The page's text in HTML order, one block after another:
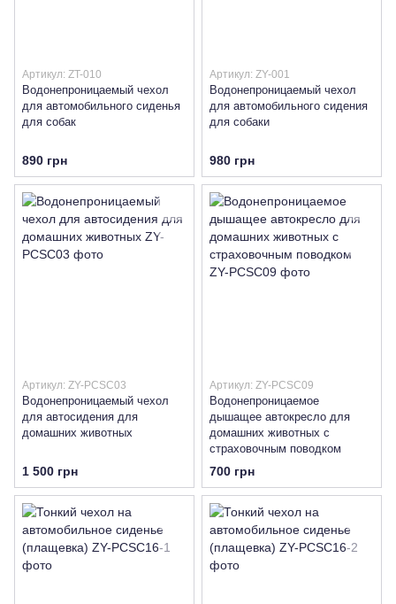
Артикул: ZT-010
Водонепроницаемый чехол
для автомобильного сиденья
для собак
890 грн
Артикул: ZY-001
Водонепроницаемый чехол
для автомобильного сидения
для собаки
980 грн
Артикул: ZY-PCSC03
Водонепроницаемый чехол
для автосидения для
домашних животных
1 500 грн
Артикул: ZY-PCSC09
Водонепроницаемое
дышащее автокресло для
домашних животных с
страховочным поводком
700 грн